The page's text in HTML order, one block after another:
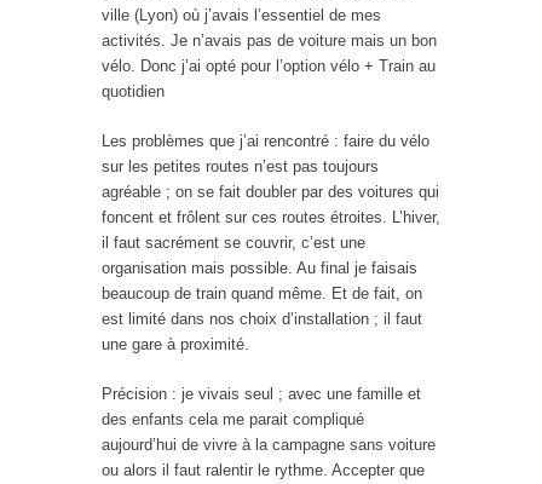
ville (Lyon) où j’avais l’essentiel de mes
activités. Je n’avais pas de voiture mais un bon
vélo. Donc j’ai opté pour l’option vélo + Train au
quotidien
Les problèmes que j’ai rencontré : faire du vélo
sur les petites routes n’est pas toujours
agréable ; on se fait doubler par des voitures qui
foncent et frôlent sur ces routes étroites. L’hiver,
il faut sacrément se couvrir, c’est une
organisation mais possible. Au final je faisais
beaucoup de train quand même. Et de fait, on
est limité dans nos choix d’installation ; il faut
une gare à proximité.
Précision : je vivais seul ; avec une famille et
des enfants cela me parait compliqué
aujourd’hui de vivre à la campagne sans voiture
ou alors il faut ralentir le rythme. Accepter que